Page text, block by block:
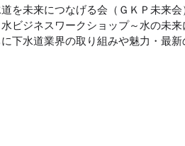
を未来につなげる会（ＧＫＰ未来
水ビジネスワークショップ～水の未
下水道業界の取り組みや魅力・最新